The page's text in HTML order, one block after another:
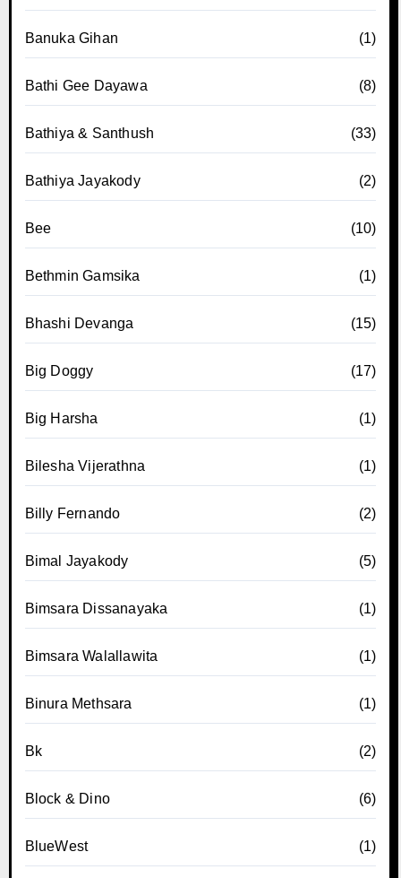
Banuka Gihan (1)
Bathi Gee Dayawa (8)
Bathiya & Santhush (33)
Bathiya Jayakody (2)
Bee (10)
Bethmin Gamsika (1)
Bhashi Devanga (15)
Big Doggy (17)
Big Harsha (1)
Bilesha Vijerathna (1)
Billy Fernando (2)
Bimal Jayakody (5)
Bimsara Dissanayaka (1)
Bimsara Walallawita (1)
Binura Methsara (1)
Bk (2)
Block & Dino (6)
BlueWest (1)